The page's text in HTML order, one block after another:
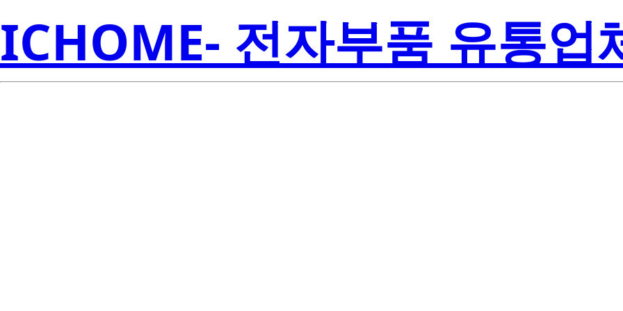
ICHOME- 전자부품 유통업